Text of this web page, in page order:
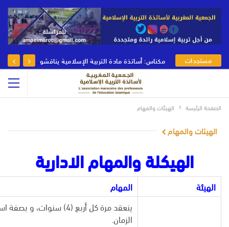
مستجدات
الجمعية
مكناس: أساتذة مادة التربية الإسلامية يناقشون رهانات وأدوار مادة التربية الإسلامية في يومها الوطني
الصفحة الرئيسة الهيئات والمهام
الهيئات والمهام
الهيكلة والمهام الادارية
الهيئة المهام
ينعقد مرة كل أربع (4)
الزمان.